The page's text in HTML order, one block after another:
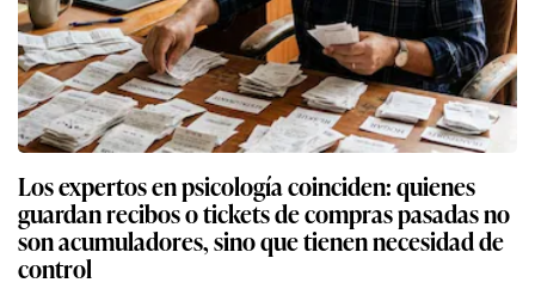
Los expertos en psicología coinciden: quienes
guardan recibos o tickets de compras pasadas no
son acumuladores, sino que tienen necesidad de
control